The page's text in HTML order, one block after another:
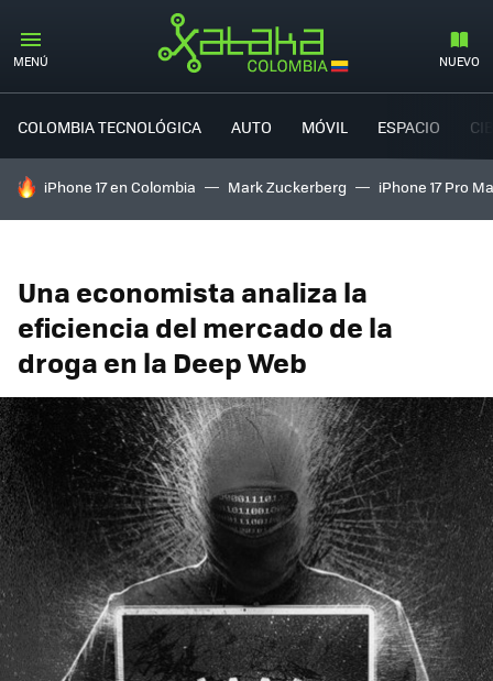
MENÚ NUEVO
COLOMBIA TECNOLÓGICA AUTO MÓVIL ESPACIO
HOY SE HABLA DE
iPhone 17 en Colombia Mark Zuckerberg iPhone 17 Pro
Una economista analiza la
eficiencia del mercado de la
droga en la Deep Web